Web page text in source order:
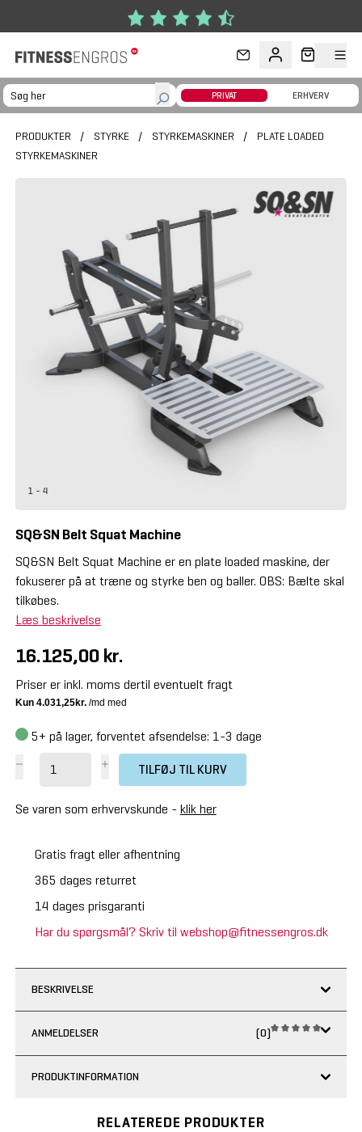
PRIVAT ERHVERV
PRODUKTER / STYRKE / STYRKEMASKINER /
PLATE LOADED
STYRKEMASKINER
1 - 4
SQ&SN Belt Squat Machine
SQ&SN Belt Squat Machine er en plate loaded maskine, der
fokuserer på at træne og styrke ben og baller. OBS: Bælte skal
tilkøbes.
Læs beskrivelse
16.125,00 kr.
Priser er inkl. moms dertil eventuelt fragt
5+ på lager, forventet afsendelse: 1-3 dage
TILFØJ TIL KURV
Se varen som erhvervskunde - klik her
Gratis fragt eller afhentning
365 dages returret
14 dages prisgaranti
Har du spørgsmål? Skriv til webshop@fitnessengros.dk
BESKRIVELSE
ANMELDELSER (0)
PRODUKTINFORMATION
RELATEREDE PRODUKTER